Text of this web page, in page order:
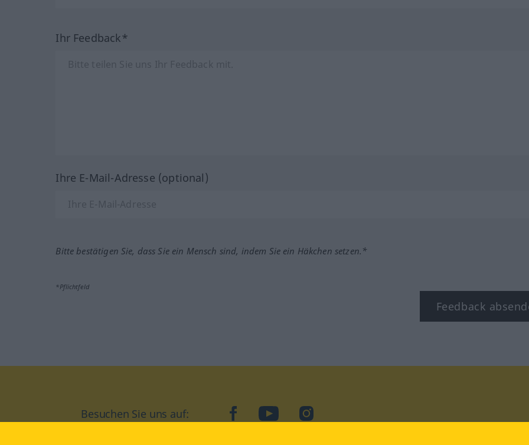
Ihr Feedback*
Ihre E-Mail-Adresse (optional)
Bitte bestätigen Sie, dass Sie ein Mensch sind, indem Sie ein Häkchen setzen.*
*Pflichtfeld
Feedback
Besuchen Sie uns auf: facebookYouTubeInstagram